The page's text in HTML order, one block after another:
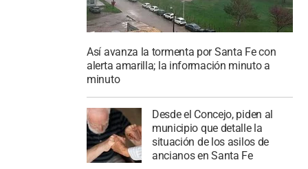
Así avanza la tormenta por Santa Fe con
alerta amarilla; la información minuto a
minuto
Desde el Concejo, piden al
municipio que detalle la
situación de los asilos de
ancianos en Santa Fe